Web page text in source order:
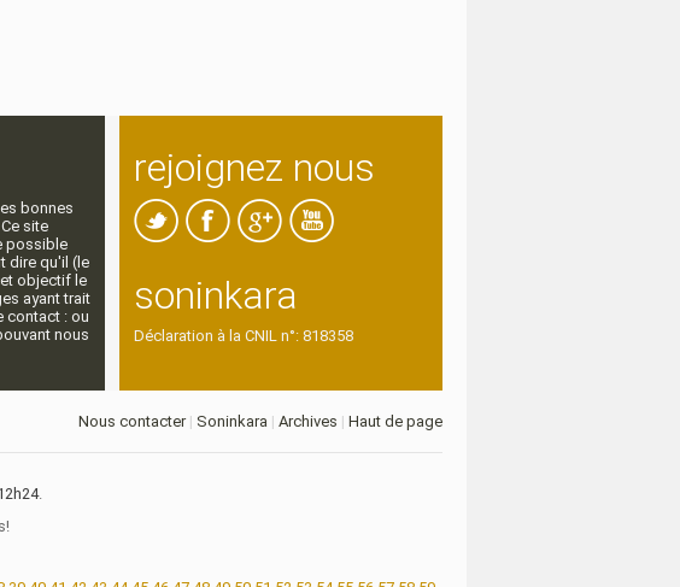
bonnes
site
possible
dire qu'il (le
objectif le
ayant trait
contact : ou
nous
rejoignez nous
soninkara
Déclaration à la CNIL n°: 818358
Nous contacter| Soninkara | Archives | Haut de page
.